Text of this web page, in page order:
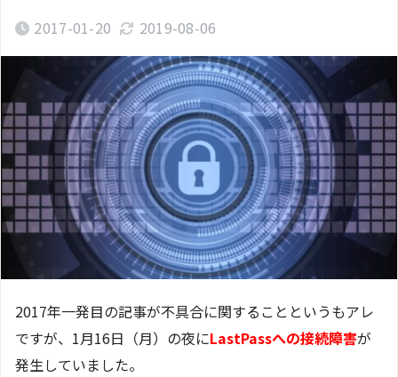
2017-01-20 2019-08-06
2017年一発目の記事が不具合に関することというもアレ
ですが、1月16日（月）の夜にLastPassへの接続障害が
発生していました。